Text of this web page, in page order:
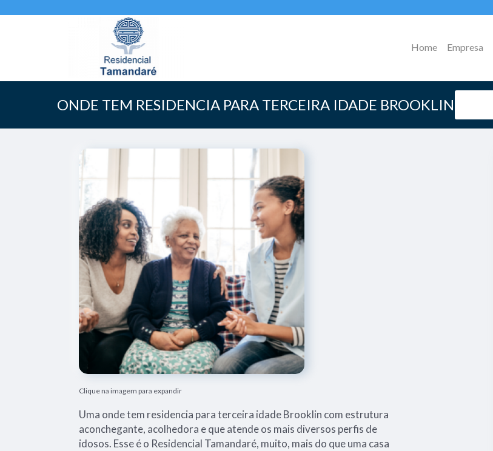
Home Empresa
ONDE TEM RESIDENCIA PARA TERCEIRA IDADE BROOKLIN
Clique na imagem para expandir
Uma onde tem residencia para terceira idade Brooklin com estrutura
aconchegante, acolhedora e que atende os mais diversos perfis de
idosos. Esse é o Residencial Tamandaré, muito, mais do que uma casa